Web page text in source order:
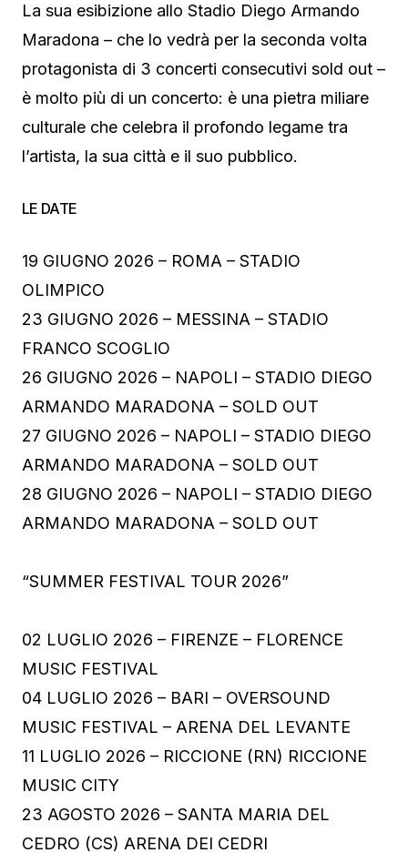
La sua esibizione allo Stadio Diego Armando
Maradona – che lo vedrà per la seconda volta
protagonista di 3 concerti consecutivi sold out –
è molto più di un concerto: è una pietra miliare
culturale che celebra il profondo legame tra
l’artista, la sua città e il suo pubblico.
LE DATE
19 GIUGNO 2026 – ROMA – STADIO
OLIMPICO
23 GIUGNO 2026 – MESSINA – STADIO
FRANCO SCOGLIO
26 GIUGNO 2026 – NAPOLI – STADIO DIEGO
ARMANDO MARADONA – SOLD OUT
27 GIUGNO 2026 – NAPOLI – STADIO DIEGO
ARMANDO MARADONA – SOLD OUT
28 GIUGNO 2026 – NAPOLI – STADIO DIEGO
ARMANDO MARADONA – SOLD OUT
“SUMMER FESTIVAL TOUR 2026”
02 LUGLIO 2026 – FIRENZE – FLORENCE
MUSIC FESTIVAL
04 LUGLIO 2026 – BARI – OVERSOUND
MUSIC FESTIVAL – ARENA DEL LEVANTE
11 LUGLIO 2026 – RICCIONE (RN) RICCIONE
MUSIC CITY
23 AGOSTO 2026 – SANTA MARIA DEL
CEDRO (CS) ARENA DEI CEDRI